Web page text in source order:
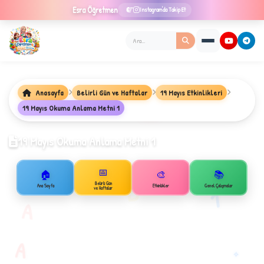
Esra Öğretmen Instagram'da Takip Et
B
✧
Anasayfa Belirli Gün ve Haftalar
19 Mayıs Etkinlikleri
19 Mayıs Okuma Anlama Metni 1
19 Mayıs Okuma Anlama Metni 1
🏠
Ana Sayfa
📅
Belirli Gün
ve Haftalar
🎨
Etkinlikler
📚
Genel Çalışmalar
1